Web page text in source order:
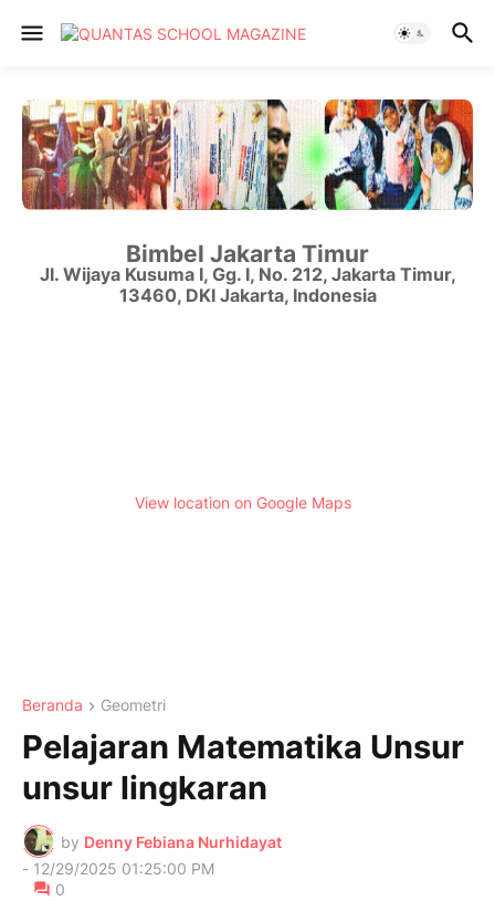
Bimbel Jakarta Timur
Jl. Wijaya Kusuma I, Gg. I, No. 212, Jakarta Timur,
13460, DKI Jakarta, Indonesia
View location on Google Maps
Beranda Geometri
Pelajaran Matematika Unsur
unsur lingkaran
by Denny Febiana Nurhidayat
- 12/29/2025 01:25:00 PM
0